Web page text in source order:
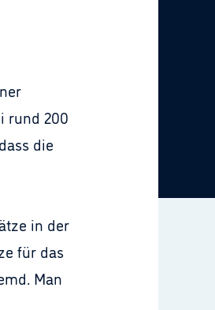
rund 200
die
in der
für das
Man